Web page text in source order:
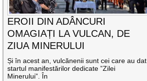
EROII DIN ADÂNCURI
OMAGIAȚI LA VULCAN, DE
ZIUA MINERULUI
Și în acest an, vulcănenii sunt cei care au dat
startul manifestărilor dedicate ”Zilei
Minerului”. În